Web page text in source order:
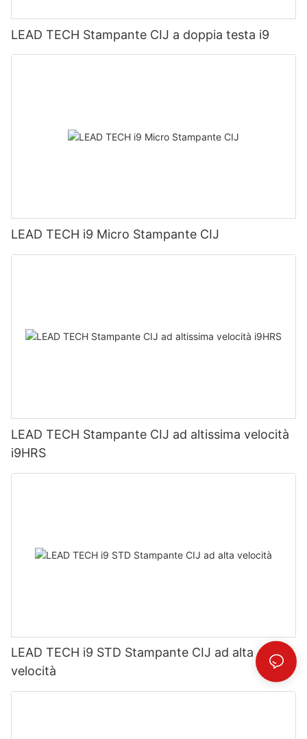
LEAD TECH Stampante CIJ a doppia testa i9
LEAD TECH i9 Micro Stampante CIJ
LEAD TECH Stampante CIJ ad altissima velocità
i9HRS
LEAD TECH i9 STD Stampante CIJ ad alta
velocità